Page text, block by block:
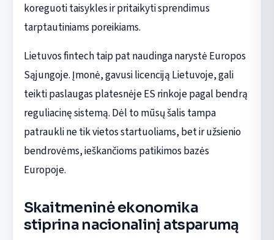
koreguoti taisykles ir pritaikyti sprendimus
tarptautiniams poreikiams.
Lietuvos fintech taip pat naudinga narystė Europos
Sąjungoje. Įmonė, gavusi licenciją Lietuvoje, gali
teikti paslaugas platesnėje ES rinkoje pagal bendrą
reguliacinę sistemą. Dėl to mūsų šalis tampa
patraukli ne tik vietos startuoliams, bet ir užsienio
bendrovėms, ieškančioms patikimos bazės
Europoje.
Skaitmeninė ekonomika
stiprina nacionalinį atsparumą